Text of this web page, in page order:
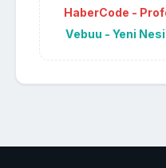
HaberCode -
Vebuu - Yeni